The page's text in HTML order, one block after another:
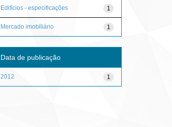
1
Edifícios - especificações
1
Mercado imobiliário
Data de publicação
1
2012